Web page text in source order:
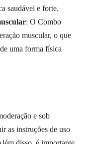
saudável e forte.
: O Combo
muscular, o que
uma forma física
e sob
as instruções de uso